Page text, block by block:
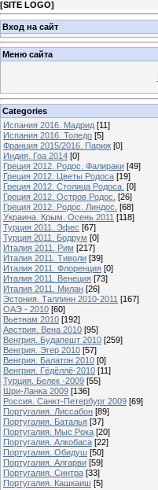
[SITE LOGO]
Вход на сайт
Меню сайта
Categories
Испания 2016. Мадрид [11]
Испания 2016. Толедо [5]
Франция 2015/2016. Париж [0]
Индия. Гоа 2014 [0]
Греция 2012. Родос. Фалираки [49]
Греция 2012. Цветы Родоса [19]
Греция 2012. Столица Родоса. [0]
Греция 2012. Остров Родос. [26]
Греция 2012. Родос. Линдос. [68]
Украина. Крым. Осень 2011 [118]
Турция 2011. Эфес [67]
Турция 2011. Бодрум [0]
Италия 2011. Рим [217]
Италия 2011. Тиволи [39]
Италия 2011. Флоренция [0]
Италия 2011. Венеция [73]
Италия 2011. Милан [26]
Эстония. Таллинн 2010-2011 [167]
ОАЭ - 2010 [60]
Вьетнам 2010 [192]
Австрия. Вена 2010 [95]
Венгрия. Будапешт 2010 [259]
Венгрия. Эгер 2010 [57]
Венгрия. Балатон 2010 [0]
Венгрия. Гёдёллё-2010 [11]
Турция. Белек -2009 [55]
Шри-Ланка 2009 [136]
Россия. Санкт-Петербург 2009 [69]
Португалия. Лиссабон [89]
Португалия. Баталья [37]
Португалия. Мыс Рока [20]
Португалия. Алкобаса [22]
Португалия. Обидуш [50]
Португалия. Алгарви [59]
Португалия. Синтра [33]
Португалия. Кашкаиш [5]